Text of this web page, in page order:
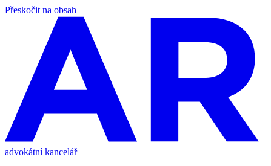
Přeskočit na obsah
advokátní kancelář